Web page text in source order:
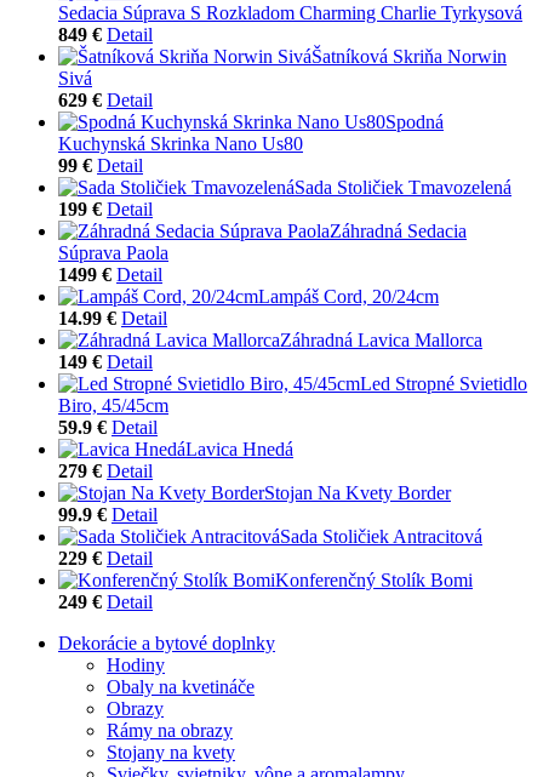
Sedacia Súprava S Rozkladom Charming Charlie Tyrkysová
849 € Detail
Šatníková Skriňa Norwin
Sivá
629 € Detail
Spodná
Kuchynská Skrinka Nano Us80
99 € Detail
Sada Stoličiek Tmavozelená
199 € Detail
Záhradná Sedacia
Súprava Paola
1499 € Detail
Lampáš Cord, 20/24cm
14.99 € Detail
Záhradná Lavica Mallorca
149 € Detail
Led Stropné Svietidlo
Biro, 45/45cm
59.9 € Detail
Lavica Hnedá
279 € Detail
Stojan Na Kvety Border
99.9 € Detail
Sada Stoličiek Antracitová
229 € Detail
Konferenčný Stolík Bomi
249 € Detail
Dekorácie a bytové doplnky
Hodiny
Obaly na kvetináče
Obrazy
Rámy na obrazy
Stojany na kvety